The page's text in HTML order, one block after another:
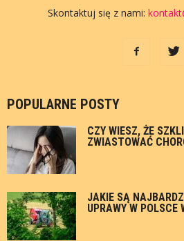
Skontaktuj się z nami:
POPULARNE POSTY
CZY WIESZ, ŻE
ZWIASTOWAĆ
JAKIE SĄ
UPRAWY W POLSCE